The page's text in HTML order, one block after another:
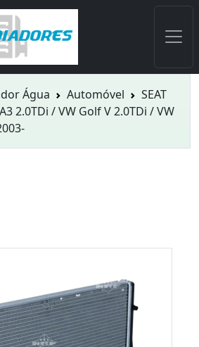
Água Automóvel
SEAT
2.0TDi / VW Golf V 2.0TDi / VW